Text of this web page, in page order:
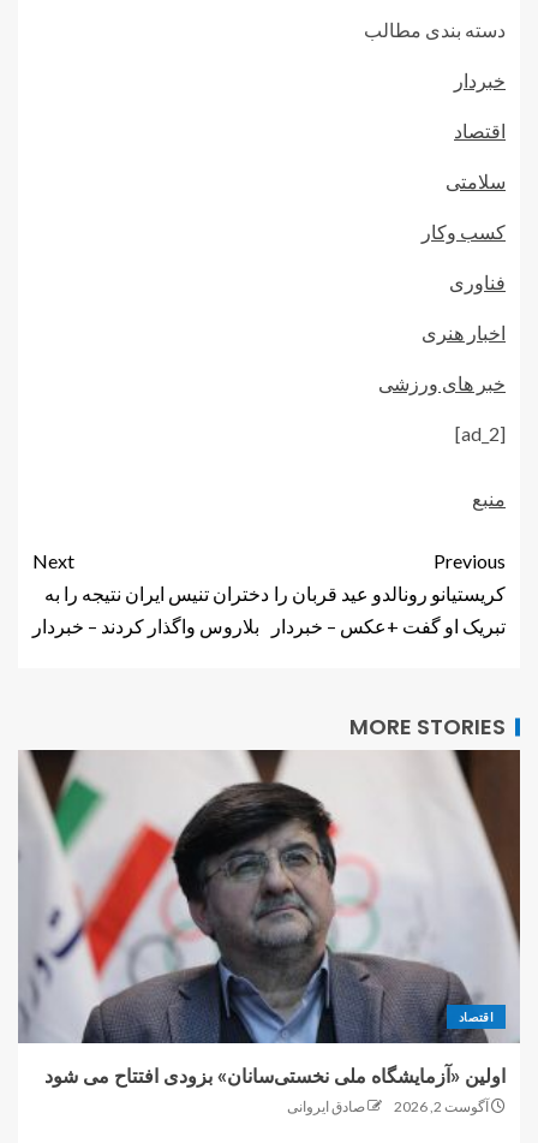
دسته بندی مطالب
خبردار
اقتصاد
سلامتی
کسب وکار
فناوری
اخبار هنری
خبر های ورزشی
[ad_2]
منبع
Previous
کریستیانو رونالدو عید قربان را
تبریک او گفت +عکس – خبردار
Next
دختران تنیس ایران نتیجه را به
بلاروس واگذار کردند – خبردار
MORE STORIES
اقتصاد
اولین «آزمایشگاه ملی نخستی‌سانان» بزودی افتتاح می شود
آگوست 2, 2026 صادق ایروانی